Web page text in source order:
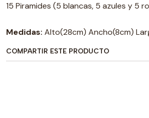
15 Piramides (5 blancas, 5 azules y 5
Medidas: Alto(28cm) Ancho(8cm)
COMPARTIR ESTE PRODUCTO